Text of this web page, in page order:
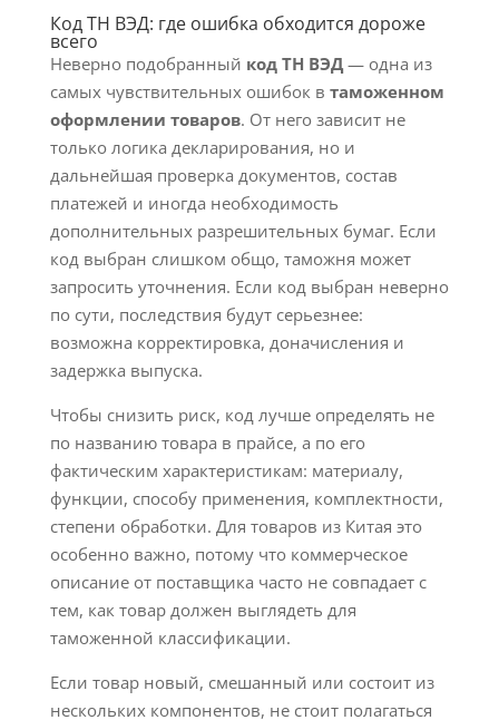
Код ТН ВЭД: где ошибка обходится дороже
всего
Неверно подобранный код ТН ВЭД— одна из
самых чувствительных ошибок в таможенном
оформлении товаров. От него зависит не
только логика декларирования, но и
дальнейшая проверка документов, состав
платежей и иногда необходимость
дополнительных разрешительных бумаг. Если
код выбран слишком общо, таможня может
запросить уточнения. Если код выбран неверно
по сути, последствия будут серьезнее:
возможна корректировка, доначисления и
задержка выпуска.
Чтобы снизить риск, код лучше определять не
по названию товара в прайсе, а по его
фактическим характеристикам: материалу,
функции, способу применения, комплектности,
степени обработки. Для товаров из Китая это
особенно важно, потому что коммерческое
описание от поставщика часто не совпадает с
тем, как товар должен выглядеть для
таможенной классификации.
Если товар новый, смешанный или состоит из
нескольких компонентов, не стоит полагаться